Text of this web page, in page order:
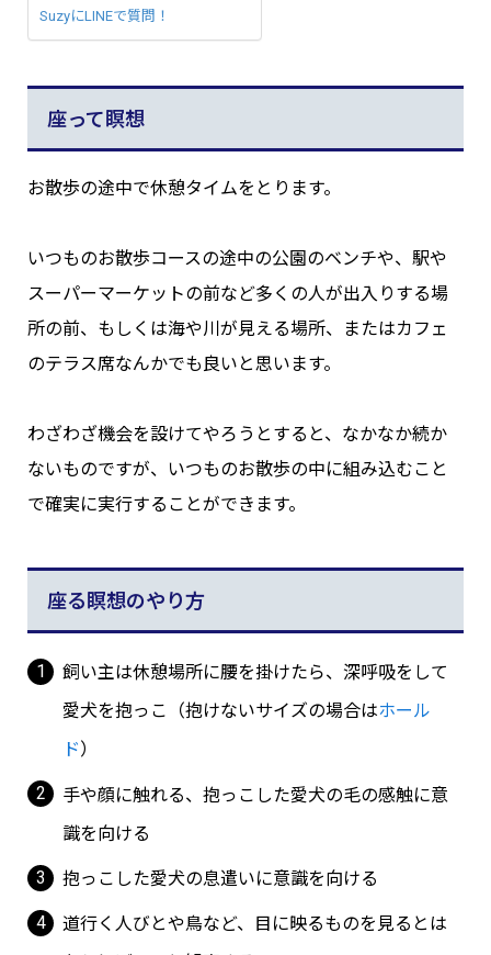
SuzyにLINEで質問！
座って瞑想
お散歩の途中で休憩タイムをとります。
いつものお散歩コースの途中の公園のベンチや、駅や
スーパーマーケットの前など多くの人が出入りする場
所の前、もしくは海や川が見える場所、またはカフェ
のテラス席なんかでも良いと思います。
わざわざ機会を設けてやろうとすると、なかなか続か
ないものですが、いつものお散歩の中に組み込むこと
で確実に実行することができます。
座る瞑想のやり方
飼い主は休憩場所に腰を掛けたら、深呼吸をして
愛犬を抱っこ（抱けないサイズの場合はホール
ド）
手や顔に触れる、抱っこした愛犬の毛の感触に意
識を向ける
抱っこした愛犬の息遣いに意識を向ける
道行く人びとや鳥など、目に映るものを見るとは